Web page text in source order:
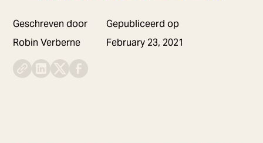
Geschreven door
Robin Verberne
Gepubliceerd op
February 23, 2021